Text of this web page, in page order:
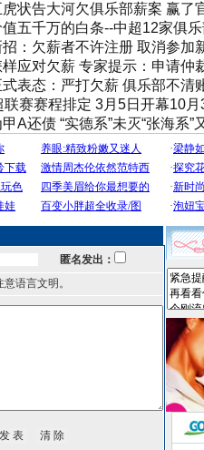
虎状告大河欠俱乐部薪案 赢了
五千万的白条--中超12家俱
招：欠薪者不许注册 取消参加
应对欠薪 专家提示：申请仲
式表态：严打欠薪 俱乐部不清
联赛赛程排定 3月5日开幕10
A还债 “实德系”未灭“张海系”
匿名发出：
语言文明。